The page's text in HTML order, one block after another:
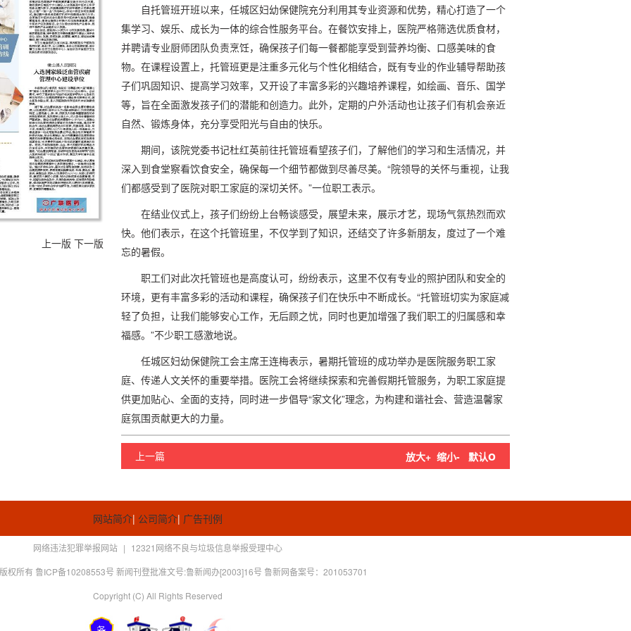
上一版 下一版
自托管班开班以来，任城区妇幼保健院充分利用其专业资源和优势，精心打造了一个
集学习、娱乐、成长为一体的综合性服务平台。在餐饮安排上，医院严格筛选优质食材，
并聘请专业厨师团队负责烹饪，确保孩子们每一餐都能享受到营养均衡、口感美味的食
物。在课程设置上，托管班更是注重多元化与个性化相结合，既有专业的作业辅导帮助孩
子们巩固知识、提高学习效率，又开设了丰富多彩的兴趣培养课程，如绘画、音乐、国学
等，旨在全面激发孩子们的潜能和创造力。此外，定期的户外活动也让孩子们有机会亲近
自然、锻炼身体，充分享受阳光与自由的快乐。
期间，该院党委书记杜红英前往托管班看望孩子们，了解他们的学习和生活情况，并
深入到食堂察看饮食安全，确保每一个细节都做到尽善尽美。“院领导的关怀与重视，让我
们都感受到了医院对职工家庭的深切关怀。”一位职工表示。
在结业仪式上，孩子们纷纷上台畅谈感受，展望未来，展示才艺，现场气氛热烈而欢
快。他们表示，在这个托管班里，不仅学到了知识，还结交了许多新朋友，度过了一个难
忘的暑假。
职工们对此次托管班也是高度认可，纷纷表示，这里不仅有专业的照护团队和安全的
环境，更有丰富多彩的活动和课程，确保孩子们在快乐中不断成长。“托管班切实为家庭减
轻了负担，让我们能够安心工作，无后顾之忧，同时也更加增强了我们职工的归属感和幸
福感。”不少职工感激地说。
任城区妇幼保健院工会主席王连梅表示，暑期托管班的成功举办是医院服务职工家
庭、传递人文关怀的重要举措。医院工会将继续探索和完善假期托管服务，为职工家庭提
供更加贴心、全面的支持，同时进一步倡导“家文化”理念，为构建和谐社会、营造温馨家
庭氛围贡献更大的力量。
上一篇 放大+ 缩小- 默认o
网站简介| 公司简介| 广告刊例
网络违法犯罪举报网站 | 12321网络不良与垃圾信息举报受理中心
版权所有 鲁ICP备10208553号 新闻刊登批准文号:鲁新闻办[2003]16号 鲁新网备案号：201053701
Copyright (C) All Rights Reserved